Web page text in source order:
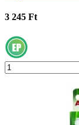
3 245 Ft